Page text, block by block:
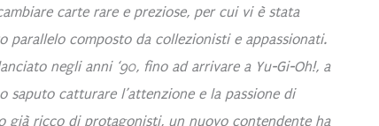
carte rare e preziose, per cui vi è stata
parallelo composto da collezionisti e appassionati.
negli anni ‘90, fino ad arrivare a Yu-Gi-Oh!, a
saputo catturare l’attenzione e la passione di
già ricco di protagonisti, un nuovo contendente ha